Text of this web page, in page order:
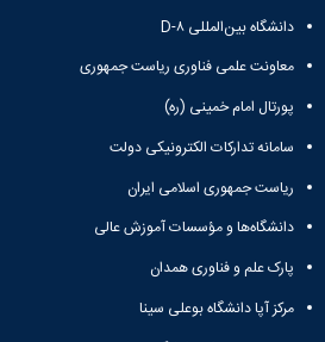
دانشگاه بین‌المللی D-۸
معاونت علمی فناوری ریاست جمهوری
پورتال امام خمینی (ره)
سامانه تدارکات الکترونیکی دولت
ریاست جمهوری اسلامی ایران
دانشگاه‌ها و مؤسسات آموزش عالی
پارک علم و فناوری همدان
مرکز آپا دانشگاه بوعلی سینا